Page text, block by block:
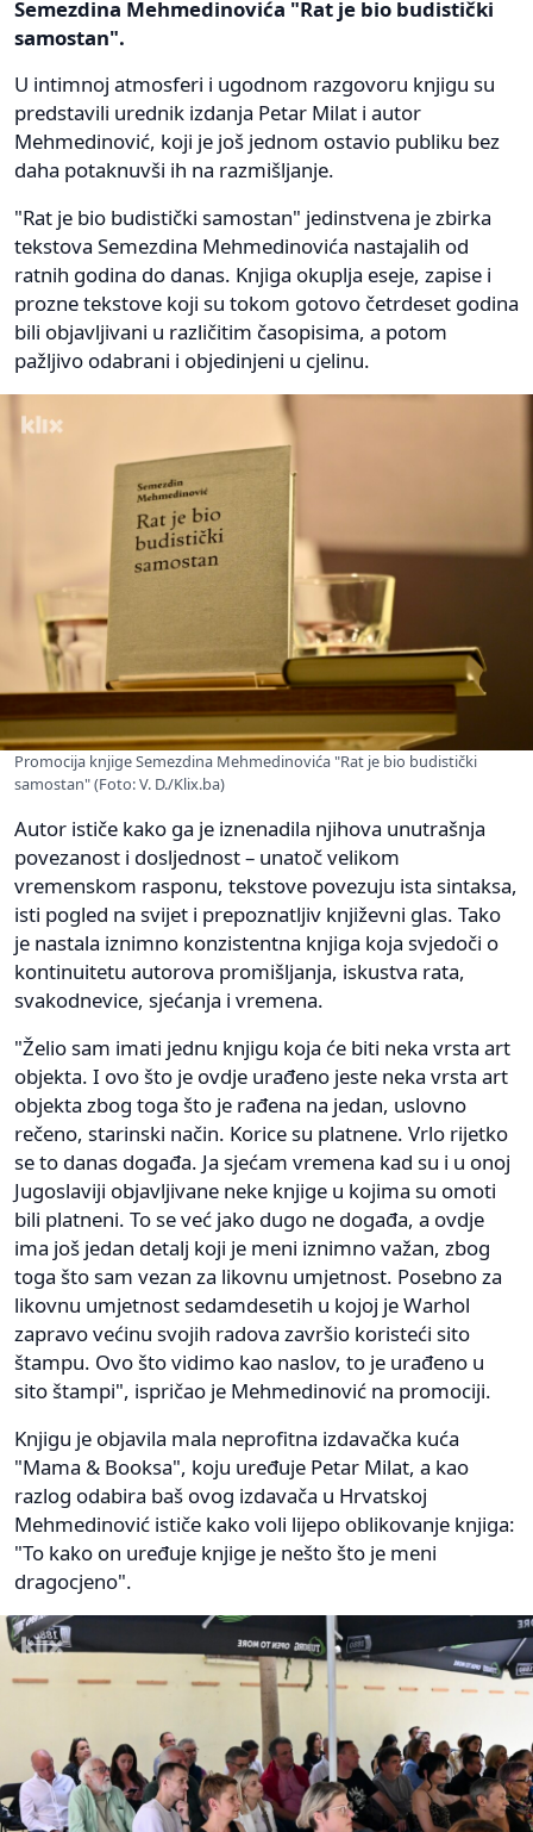
Semezdina Mehmedinovića "Rat je bio budistički
samostan".
U intimnoj atmosferi i ugodnom razgovoru knjigu su
predstavili urednik izdanja Petar Milat i autor
Mehmedinović, koji je još jednom ostavio publiku bez
daha potaknuvši ih na razmišljanje.
"Rat je bio budistički samostan" jedinstvena je zbirka
tekstova Semezdina Mehmedinovića nastajalih od
ratnih godina do danas. Knjiga okuplja eseje, zapise i
prozne tekstove koji su tokom gotovo četrdeset godina
bili objavljivani u različitim časopisima, a potom
pažljivo odabrani i objedinjeni u cjelinu.
Promocija knjige Semezdina Mehmedinovića "Rat je bio budistički
samostan" (Foto: V. D./Klix.ba)
Autor ističe kako ga je iznenadila njihova unutrašnja
povezanost i dosljednost – unatoč velikom
vremenskom rasponu, tekstove povezuju ista sintaksa,
isti pogled na svijet i prepoznatljiv književni glas. Tako
je nastala iznimno konzistentna knjiga koja svjedoči o
kontinuitetu autorova promišljanja, iskustva rata,
svakodnevice, sjećanja i vremena.
"Želio sam imati jednu knjigu koja će biti neka vrsta art
objekta. I ovo što je ovdje urađeno jeste neka vrsta art
objekta zbog toga što je rađena na jedan, uslovno
rečeno, starinski način. Korice su platnene. Vrlo rijetko
se to danas događa. Ja sjećam vremena kad su i u onoj
Jugoslaviji objavljivane neke knjige u kojima su omoti
bili platneni. To se već jako dugo ne događa, a ovdje
ima još jedan detalj koji je meni iznimno važan, zbog
toga što sam vezan za likovnu umjetnost. Posebno za
likovnu umjetnost sedamdesetih u kojoj je Warhol
zapravo većinu svojih radova završio koristeći sito
štampu. Ovo što vidimo kao naslov, to je urađeno u
sito štampi", ispričao je Mehmedinović na promociji.
Knjigu je objavila mala neprofitna izdavačka kuća
"Mama & Booksa", koju uređuje Petar Milat, a kao
razlog odabira baš ovog izdavača u Hrvatskoj
Mehmedinović ističe kako voli lijepo oblikovanje knjiga:
"To kako on uređuje knjige je nešto što je meni
dragocjeno".